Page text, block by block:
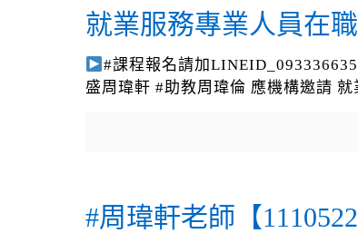
就業服務專業人員在
#課程報名請加
盛周瑋軒 #助教周瑋倫 應機構邀請
#周瑋軒老師【